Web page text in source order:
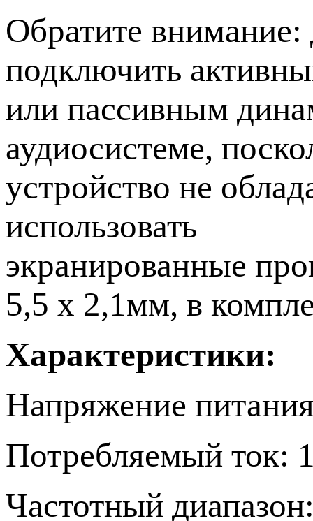
Обратите
подключить
или пассивным
аудиосистеме,
устройство не
использовать
экранированные
5,5 х 2,1мм, в
Характеристики:
Напряжение
Потребляемый ток:
Частотный